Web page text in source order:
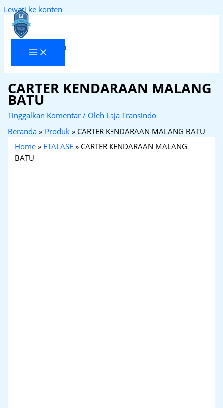
Lewati ke konten
Laja Transindo
CARTER KENDARAAN MALANG
BATU
Tinggalkan Komentar / Oleh Laja Transindo
Beranda
Produk
CARTER KENDARAAN MALANG BATU
Home » ETALASE » CARTER KENDARAAN MALANG
BATU